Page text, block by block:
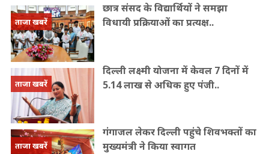
ताजा खबरें
छात्र संसद के विद्यार्थियों ने समझा
विधायी प्रक्रियाओं का प्रत्यक्ष..
ताजा खबरें
दिल्ली लक्ष्मी योजना में केवल 7 दिनों में
5.14 लाख से अधिक हुए पंजी..
ताजा खबरें
गंगाजल लेकर दिल्ली पहुंचे शिवभक्तों का
मुख्यमंत्री ने किया स्वागत